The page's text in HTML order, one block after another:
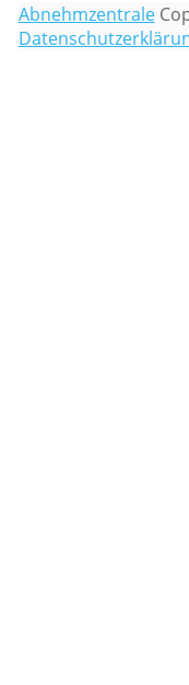
Abnehmzentrale